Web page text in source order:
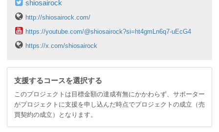
shiosairock
http://shiosairock.com/
https://youtube.com/@shiosairock?si=ht4gmLn6q7-uEcG4
https://x.com/shiosairock
支援するコースを選択する
このプロジェクトは目標金額の達成有無にかかわらず、サポーター
がプロジェクトに支援を申し込んだ時点でプロジェクトの成立（売
買契約の成立）となります。